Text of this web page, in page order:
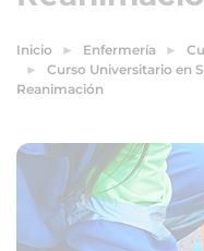
Inicio Enfermería
Curso Universitario en
Reanimación